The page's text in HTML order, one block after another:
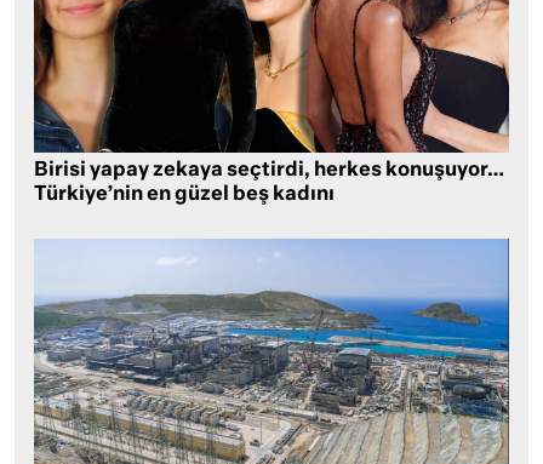
Birisi yapay zekaya seçtirdi, herkes konuşuyor…
Türkiye’nin en güzel beş kadını